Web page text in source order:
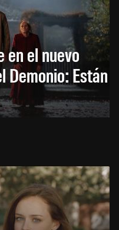
en el nuevo
Demonio: Están